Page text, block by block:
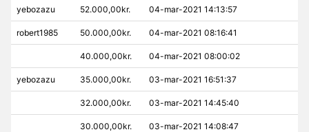
yebozazu 52.000,00kr. 04-mar-2021 14:13:57
robert1985 50.000,00kr. 04-mar-2021 08:16:41
40.000,00kr. 04-mar-2021 08:00:02
yebozazu 35.000,00kr. 03-mar-2021 16:51:37
32.000,00kr. 03-mar-2021 14:45:40
30.000,00kr. 03-mar-2021 14:08:47